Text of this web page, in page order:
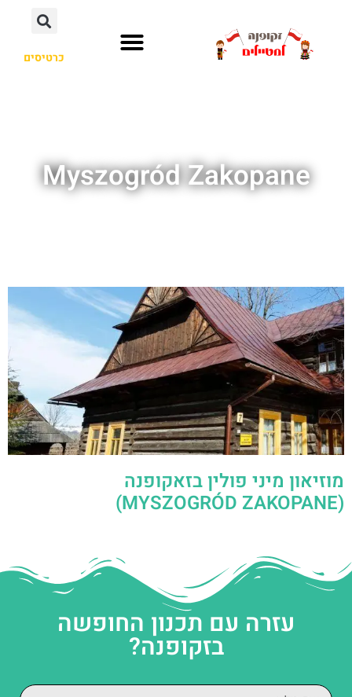
כרטיסים
Myszogród Zakopane
מוזיאון מיני פולין בזאקופנה
(MYSZOGRÓD ZAKOPANE)
עזרה עם תכנון החופשה
בזקופנה?